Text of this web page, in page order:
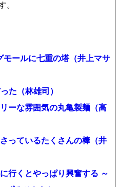
。
モールに七重の塔（井上マサ
た（林雄司）
ーな雰囲気の丸亀製麺（高
っているたくさんの棒（井
行くとやっぱり興奮する ～